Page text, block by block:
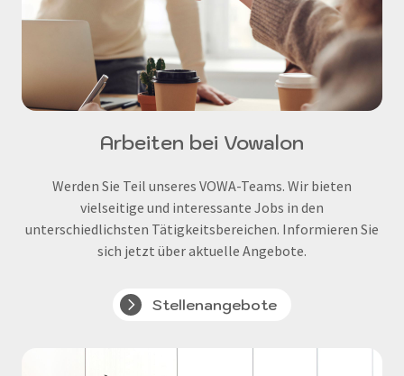
Arbeiten bei Vowalon
Werden Sie Teil unseres VOWA-Teams. Wir bieten
vielseitige und interessante Jobs in den
unterschiedlichsten Tätigkeitsbereichen. Informieren Sie
sich jetzt über aktuelle Angebote.
Stellenangebote